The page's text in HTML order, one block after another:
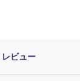
ビュー